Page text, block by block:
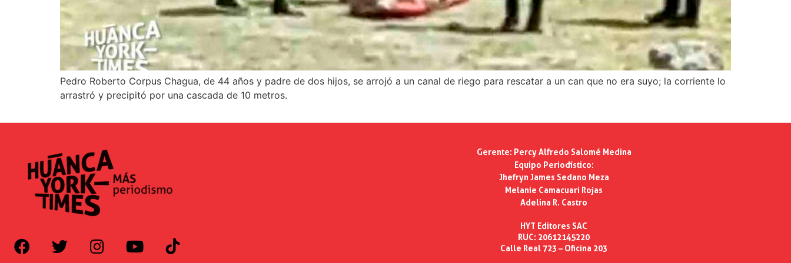
Pedro Roberto Corpus Chagua, de 44 años y padre de dos hijos, se arrojó a un canal de riego para rescatar a un can que no era suyo; la corriente lo
arrastró y precipitó por una cascada de 10 metros.
Gerente: Percy Alfredo Salomé Medina
Equipo Periodístico:
Jhefryn James Sedano Meza
Melanie Camacuari Rojas
Adelina R. Castro
HYT Editores SAC
RUC: 20612145220
Calle Real 723 – Oficina 203